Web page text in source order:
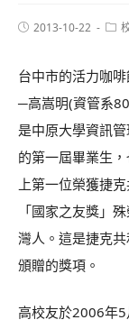
2013-10-22
台中市的活力咖
─高嵩明(資管系80
是中原大學資訊
的第一屆畢業生
上第一位榮獲捷
「國家之友獎」
灣人。這是捷克
頒贈的獎項。
高校友於2006年